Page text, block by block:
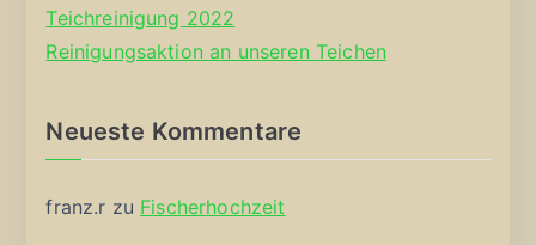
Teichreinigung 2022
Reinigungsaktion an unseren Teichen
Neueste Kommentare
franz.r zu Fischerhochzeit